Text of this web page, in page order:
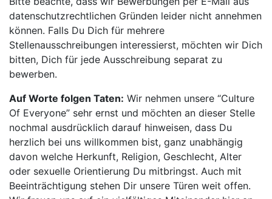
datenschutzrechtlichen Gründen leider nicht annehmen
können. Falls Du Dich für mehrere
Stellenausschreibungen interessierst, möchten wir Dich
bitten, Dich für jede Ausschreibung separat zu
bewerben.
Auf Worte folgen Taten: Wir nehmen unsere “Culture
Of Everyone” sehr ernst und möchten an dieser Stelle
nochmal ausdrücklich darauf hinweisen, dass Du
herzlich bei uns willkommen bist, ganz unabhängig
davon welche Herkunft, Religion, Geschlecht, Alter
oder sexuelle Orientierung Du mitbringst. Auch mit
Beeinträchtigung stehen Dir unsere Türen weit offen.